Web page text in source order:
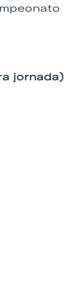
jornada)